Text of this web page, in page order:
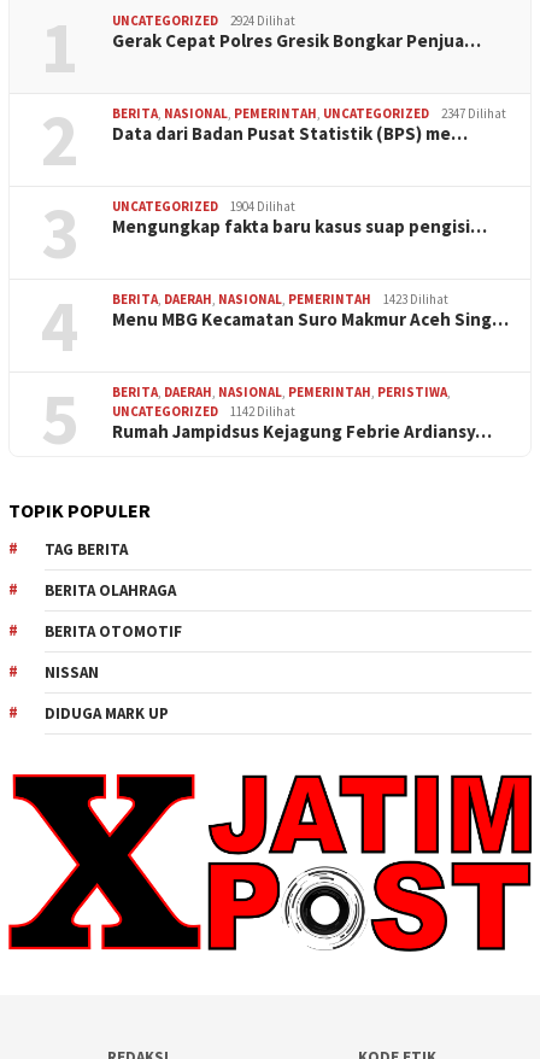
1 UNCATEGORIZED 2924 Dilihat
Gerak Cepat Polres Gresik Bongkar Penjua…
2 BERITA, NASIONAL, PEMERINTAH, UNCATEGORIZED 2347 Dilihat
Data dari Badan Pusat Statistik (BPS) me…
3 UNCATEGORIZED 1904 Dilihat
Mengungkap fakta baru kasus suap pengisi…
4 BERITA, DAERAH, NASIONAL, PEMERINTAH 1423 Dilihat
Menu MBG Kecamatan Suro Makmur Aceh Sing…
5 BERITA, DAERAH, NASIONAL, PEMERINTAH, PERISTIWA,
UNCATEGORIZED
1142 Dilihat
Rumah Jampidsus Kejagung Febrie Ardiansy…
TOPIK POPULER
TAG BERITA
BERITA OLAHRAGA
BERITA OTOMOTIF
NISSAN
DIDUGA MARK UP